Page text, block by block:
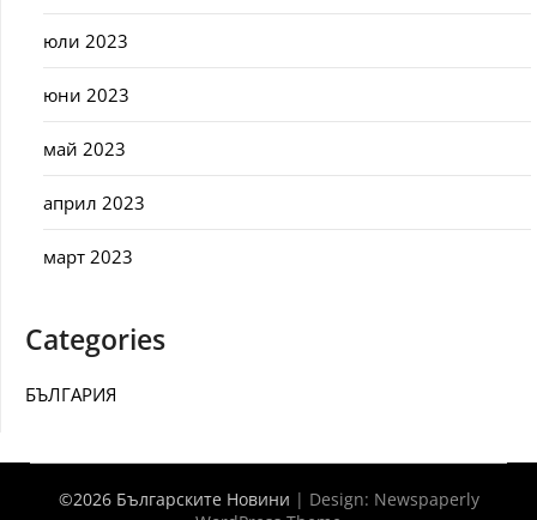
юли 2023
юни 2023
май 2023
април 2023
март 2023
Categories
БЪЛГАРИЯ
©2026 Българските Новини | Design: Newspaperly